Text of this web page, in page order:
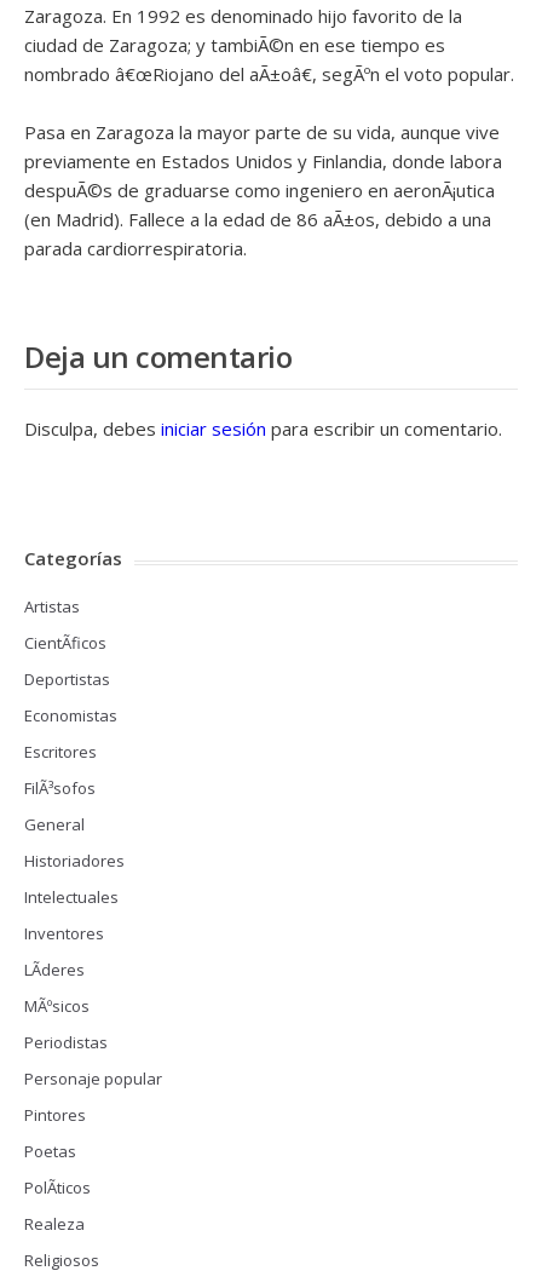
Zaragoza. En 1992 es denominado hijo favorito de la
ciudad de Zaragoza; y tambiÃ©n en ese tiempo es
nombrado â€œRiojano del aÃ±oâ€, segÃºn el voto popular.
Pasa en Zaragoza la mayor parte de su vida, aunque vive
previamente en Estados Unidos y Finlandia, donde labora
despuÃ©s de graduarse como ingeniero en aeronÃ¡utica
(en Madrid). Fallece a la edad de 86 aÃ±os, debido a una
parada cardiorrespiratoria.
Deja un comentario
Disculpa, debes iniciar sesión para escribir un comentario.
Categorías
Artistas
CientÃ­ficos
Deportistas
Economistas
Escritores
FilÃ³sofos
General
Historiadores
Intelectuales
Inventores
LÃ­deres
MÃºsicos
Periodistas
Personaje popular
Pintores
Poetas
PolÃ­ticos
Realeza
Religiosos